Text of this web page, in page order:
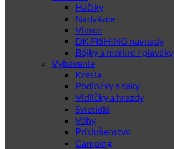
Háčiky
Nadväzce
Vlasce
DK FISHING návnady
Bójky a markre / plaváky
Vybavenie
Kresla
Podložky a saky
Vidličky a hrazdy
Svietidlá
Váhy
Príslušenstvo
Camping